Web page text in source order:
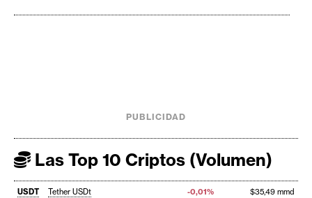
PUBLICIDAD
Las Top 10 Criptos (Volumen)
USDT Tether USDt -0,01%
$35,49 mmd